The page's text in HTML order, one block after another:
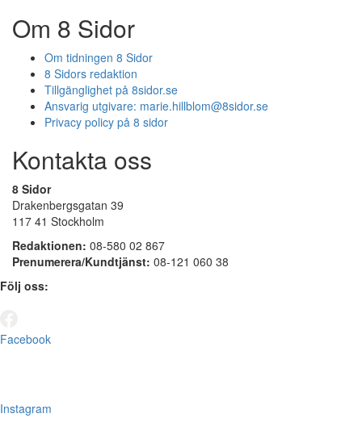
Om 8 Sidor
Om tidningen 8 Sidor
8 Sidors redaktion
Tillgänglighet på 8sidor.se
Ansvarig utgivare: marie.hillblom@8sidor.se
Privacy policy på 8 sidor
Kontakta oss
8 Sidor
Drakenbergsgatan 39
117 41 Stockholm
Redaktionen: 08-580 02 867
Prenumerera/Kundtjänst: 08-121 060 38
Följ oss:
Facebook
Instagram